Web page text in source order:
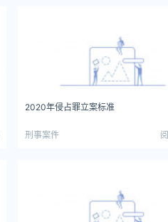
2020年侵占罪立案标准
刑事案件